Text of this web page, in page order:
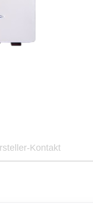
Kontakt